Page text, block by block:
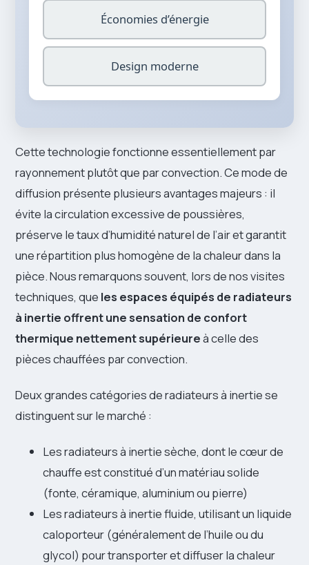
Économies d’énergie
Design moderne
Cette technologie fonctionne essentiellement par
rayonnement plutôt que par convection. Ce mode de
diffusion présente plusieurs avantages majeurs : il
évite la circulation excessive de poussières,
préserve le taux d’humidité naturel de l’air et garantit
une répartition plus homogène de la chaleur dans la
pièce. Nous remarquons souvent, lors de nos visites
techniques, que les espaces équipés de radiateurs
à inertie offrent une sensation de confort
thermique nettement supérieureà celle des
pièces chauffées par convection.
Deux grandes catégories de radiateurs à inertie se
distinguent sur le marché :
Les radiateurs à inertie sèche, dont le cœur de
chauffe est constitué d’un matériau solide
(fonte, céramique, aluminium ou pierre)
Les radiateurs à inertie fluide, utilisant un liquide
caloporteur (généralement de l’huile ou du
glycol) pour transporter et diffuser la chaleur